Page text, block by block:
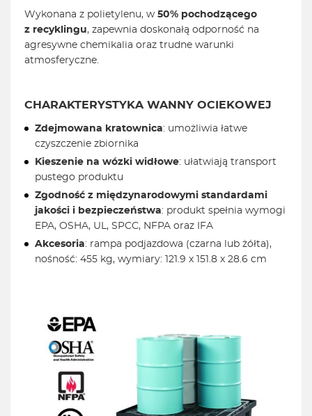
Wykonana z polietylenu, w 50% pochodzącego
z recyklingu, zapewnia doskonałą odporność na
agresywne chemikalia oraz trudne warunki
atmosferyczne.
CHARAKTERYSTYKA WANNY OCIEKOWEJ
Zdejmowana kratownica: umożliwia łatwe
czyszczenie zbiornika
Kieszenie na wózki widłowe: ułatwiają transport
pustego produktu
Zgodność z międzynarodowymi standardami
jakości i bezpieczeństwa: produkt spełnia wymogi
EPA, OSHA, UL, SPCC, NFPA oraz IFA
Akcesoria: rampa podjazdowa (czarna lub żółta),
nośność: 455 kg, wymiary: 121.9 x 151.8 x 28.6 cm